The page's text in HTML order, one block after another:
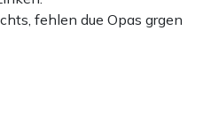
fehlen due Opas grgen